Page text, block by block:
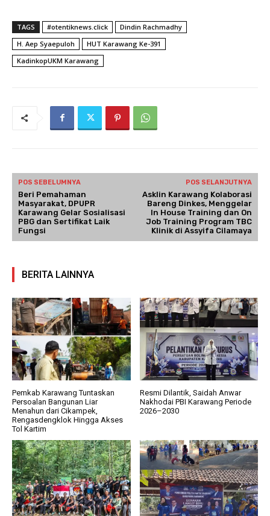
TAGS #otentiknews.click
Dindin Rachmadhy
H. Aep Syaepuloh
HUT Karawang Ke-391
KadinkopUKM Karawang
POS SEBELUMNYA
Beri Pemahaman
Masyarakat, DPUPR
Karawang Gelar Sosialisasi
PBG dan Sertifikat Laik
Fungsi
POS SELANJUTNYA
Asklin Karawang Kolaborasi
Bareng Dinkes, Menggelar
In House Training dan On
Job Training Program TBC
Klinik di Assyifa Cilamaya
BERITA LAINNYA
Pemkab Karawang Tuntaskan
Persoalan Bangunan Liar
Menahun dari Cikampek,
Rengasdengklok Hingga Akses
Tol Kartim
Resmi Dilantik, Saidah Anwar
Nakhodai PBI Karawang Periode
2026–2030